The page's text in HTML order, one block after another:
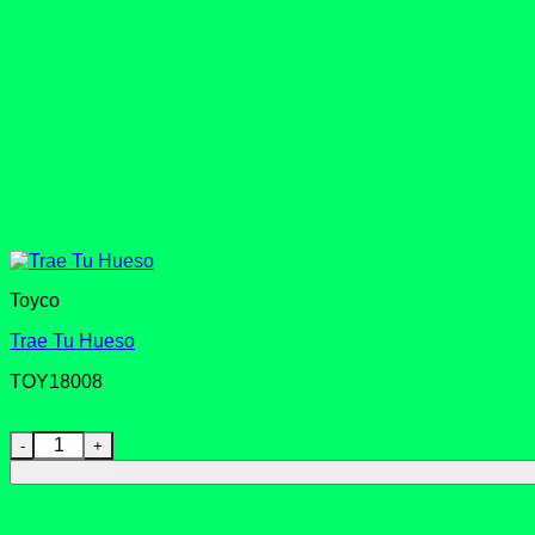
Toyco
Trae Tu Hueso
TOY18008
Trae Tu Hueso cantidad